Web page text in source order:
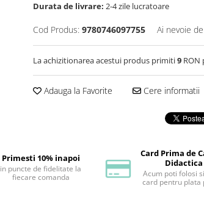
Durata de livrare: 2-4 zile lucratoare
Cod Produs: 9780746097755 Ai nevoie
La achizitionarea acestui produs primiti9
Adauga la Favorite Cere informatii
Primesti 10% inapoi
in puncte de fidelitate la
fiecare comanda
Card Prima de
Didactica
Acum poti folosi
card pentru plata